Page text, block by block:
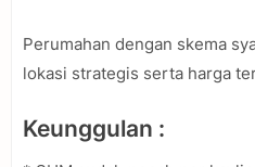
Perumahan dengan skema
lokasi strategis serta harga
Keunggulan :